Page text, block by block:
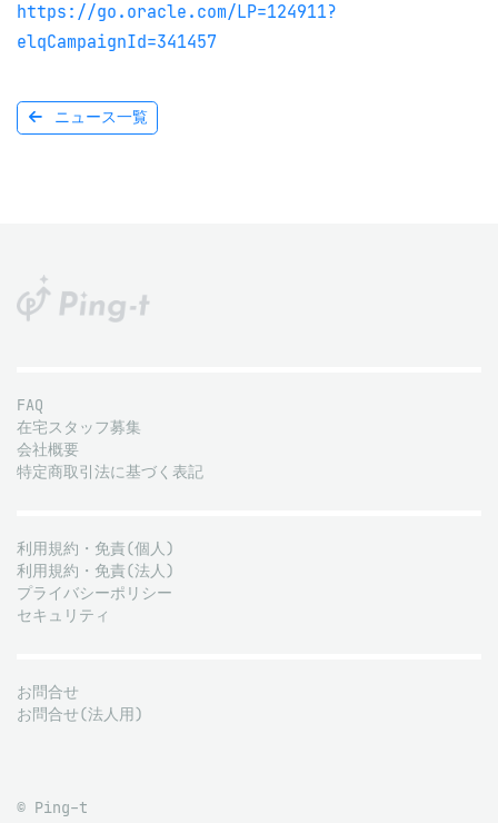
https://go.oracle.com/LP=124911?
elqCampaignId=341457
ニュース一覧
FAQ
在宅スタッフ募集
会社概要
特定商取引法に基づく表記
利用規約・免責(個人)
利用規約・免責(法人)
プライバシーポリシー
セキュリティ
お問合せ
お問合せ(法人用)
© Ping-t